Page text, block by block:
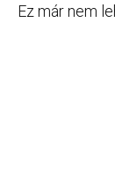
Ez már nem